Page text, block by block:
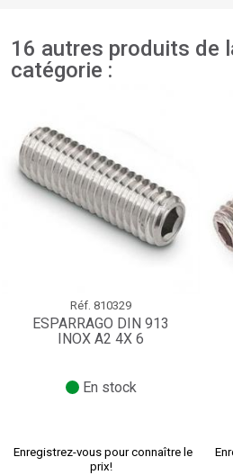
16 autres produits de
catégorie :
Réf. 810329
ESPARRAGO DIN 913
INOX A2 4X 6
En stock
Enregistrez-vous pour connaître le
prix!